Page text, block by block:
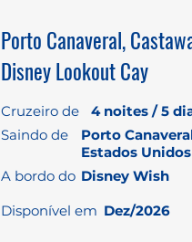
Porto Canaveral,
Disney Lookout Cay
Cruzeiro de
4 noites / 5
Saindo de
Porto
Estados Unidos
A bordo do Disney Wish
Dez/2026
Disponível em